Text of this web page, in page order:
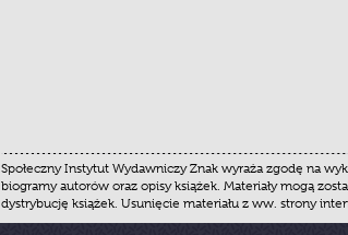
Społeczny Instytut Wydawniczy Znak wyraża zgodę na
biogramy autorów oraz opisy książek. Materiały mogą
dystrybucję książek. Usunięcie materiału z ww. strony